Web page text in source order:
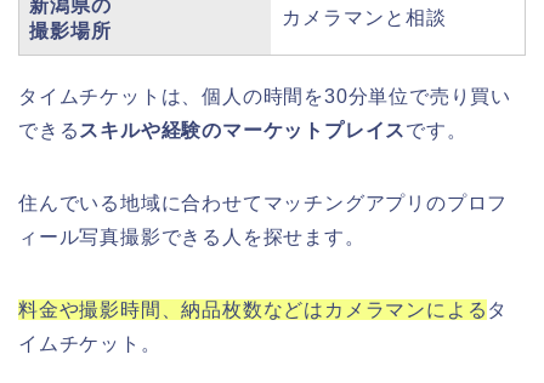
新潟県の
撮影場所
カメラマンと相談
タイムチケットは、個人の時間を30分単位で売り買い
できる スキルや経験のマーケットプレイスです。
住んでいる地域に合わせてマッチングアプリのプロフ
ィール写真撮影できる人を探せます。
料金や撮影時間、納品枚数などはカメラマンによる タ
イムチケット。